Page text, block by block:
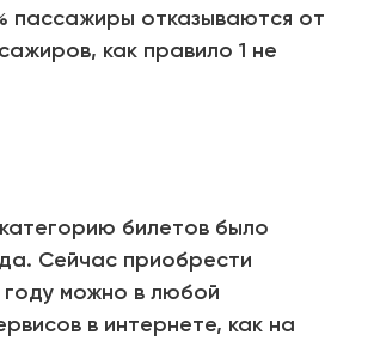
пассажиры отказываются от
как правило 1 не
билетов было
Сейчас приобрести
можно в любой
в интернете, как на